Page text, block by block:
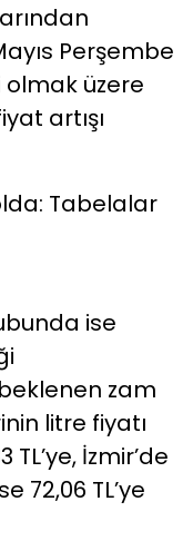
Perşembe
üzere
artışı
Tabelalar
ise
zam
litre fiyatı
TL’ye, İzmir’de
72,06 TL’ye